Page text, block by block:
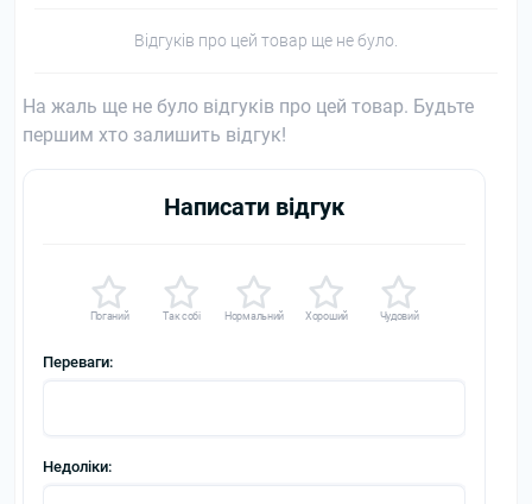
Відгуків про цей товар ще не було.
На жаль ще не було відгуків про цей товар. Будьте
першим хто залишить відгук!
Написати відгук
Поганий Так собі Нормальний Хороший Чудовий
Переваги:
Недоліки: